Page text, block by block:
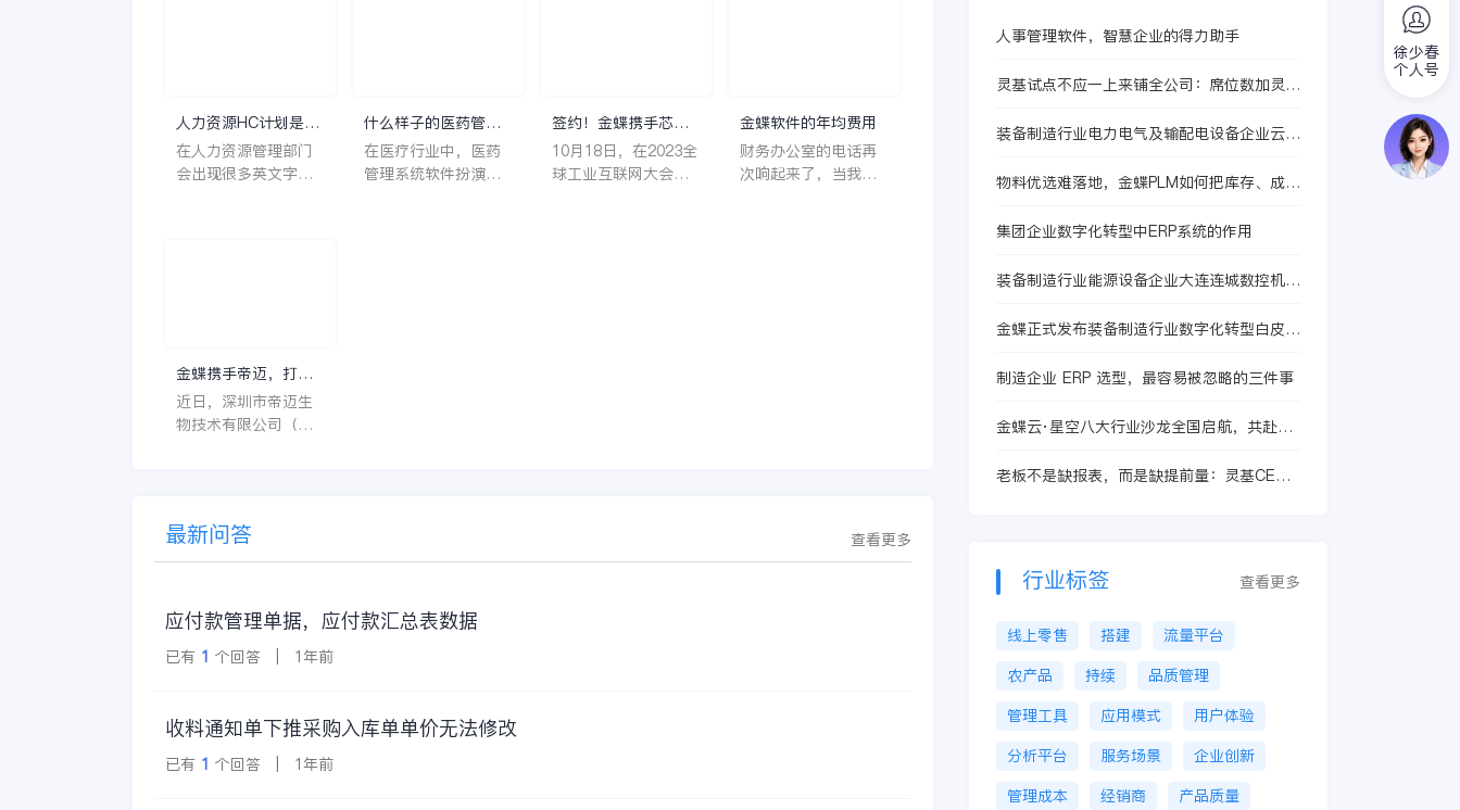
人力资源HC计划是什
么意思？
在人力资源管理部门
会出现很多英文字母
什么样子的医药管理
系统软件更好用？
在医疗行业中，医药
管理系统软件扮演着
签约！金蝶携手芯源
微，助力半导体装备
制造领先企业迈向世
10月18日，在2023全
球工业互联网大会期
金蝶软件的年均费用
财务办公室的电话再
次响起来了，当我拿
这个1000元这个数字
的时候，你是不是也
金蝶携手帝迈，打造
医疗器械行业信创数
字化标杆
近日，深圳市帝迈生
物技术有限公司（以
国）有限公司（以下
简称
最新问答 查看更多
应付款管理单据，应付款汇总表数据
已有 1 个回答 | 1年前
收料通知单下推采购入库单单价无法修改
已有 1 个回答 | 1年前
能制造，才能够推动
人事管理软件，智慧企业的得力助手
灵基试点不应一上来铺全公司：席位数加灵基
装备制造行业电力电气及输配电设备企业云南
制造BOM处理周期提升60%
物料优选难落地，金蝶PLM如何把库存、成本
集团企业数字化转型中ERP系统的作用
装备制造行业能源设备企业大连连城数控机
2022年营收规模显著扩张
金蝶正式发布装备制造行业数字化转型白皮书
制造企业 ERP 选型，最容易被忽略的三件事
金蝶云·星空八大行业沙龙全国启航，共赴企
老板不是缺报表，而是缺提前量：灵基CEO
行业标签 查看更多
线上零售 搭建
流量平台
农产品
持续
品质管理
管理工具
应用模式
用户体验
分析平台
服务场景
企业创新
管理成本
经销商
产品质量
徐少春
个人号